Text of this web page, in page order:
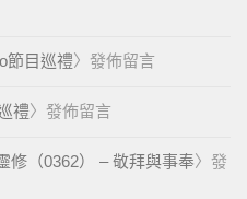
節目巡禮〉發佈留言
禮〉發佈留言
修（0362） – 敬拜與事奉〉發